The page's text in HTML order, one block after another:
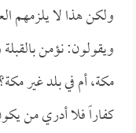
ولكن هذا لا يلزمهم
ويقولون: نؤمن
مكة، أم في بلد غير
كفاراً فلا أدري من